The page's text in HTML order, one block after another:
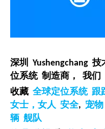
深圳 Yushengchang
位系统 制造商， 我
收藏 全球定位系统 跟
女士，女人 安全, 宠
辆 舰队